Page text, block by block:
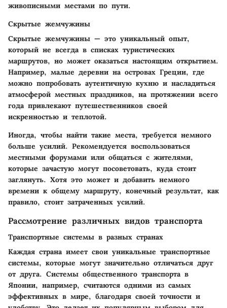
живописными местами по пути.
Скрытые жемчужины
Скрытые жемчужины — это уникальный опыт,
который не всегда в списках туристических
маршрутов, но может оказаться настоящим открытием.
Например, малые деревни на островах Греции, где
можно попробовать аутентичную кухню и насладиться
атмосферой местных праздников, на протяжении всего
года привлекают путешественников своей
искренностью и теплотой.
Иногда, чтобы найти такие места, требуется немного
больше усилий. Рекомендуется воспользоваться
местными форумами или общаться с жителями,
которые зачастую могут посоветовать, куда стоит
заглянуть. Хотя это может и добавить немного
времени к общему маршруту, конечный результат, как
правило, стоит затраченных усилий.
Рассмотрение различных видов транспорта
Транспортные системы в разных странах
Каждая страна имеет свои уникальные транспортные
системы, которые могут значительно отличаться друг
от друга. Системы общественного транспорта в
Японии, например, считаются одними из самых
эффективных в мире, благодаря своей точности и